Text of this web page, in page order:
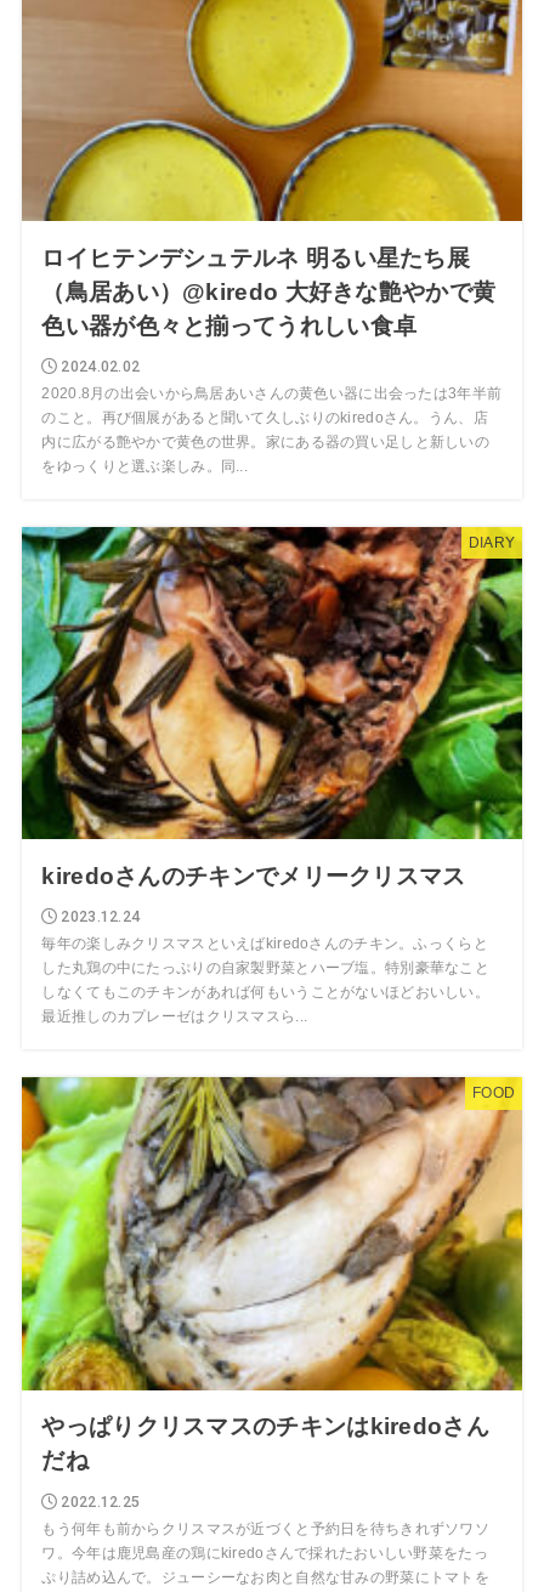
ロイヒテンデシュテルネ 明るい星たち展
（鳥居あい）@kiredo 大好きな艶やかで黄
色い器が色々と揃ってうれしい食卓
2024.02.02
2020.8月の出会いから鳥居あいさんの黄色い器に出会ったは3年半前
のこと。再び個展があると聞いて久しぶりのkiredoさん。うん、店
内に広がる艶やかで黄色の世界。家にある器の買い足しと新しいの
をゆっくりと選ぶ楽しみ。同...
DIARY
kiredoさんのチキンでメリークリスマス
2023.12.24
毎年の楽しみクリスマスといえばkiredoさんのチキン。ふっくらと
した丸鶏の中にたっぷりの自家製野菜とハーブ塩。特別豪華なこと
しなくてもこのチキンがあれば何もいうことがないほどおいしい。
最近推しのカプレーゼはクリスマスら...
FOOD
やっぱりクリスマスのチキンはkiredoさん
だね
2022.12.25
もう何年も前からクリスマスが近づくと予約日を待ちきれずソワソ
ワ。今年は鹿児島産の鶏にkiredoさんで採れたおいしい野菜をたっ
ぷり詰め込んで。ジューシーなお肉と自然な甘みの野菜にトマトを